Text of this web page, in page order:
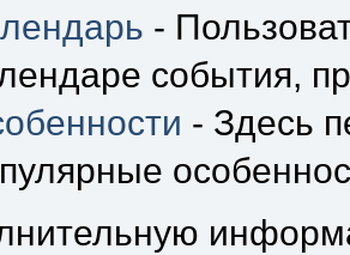
-
события,
- Здесь